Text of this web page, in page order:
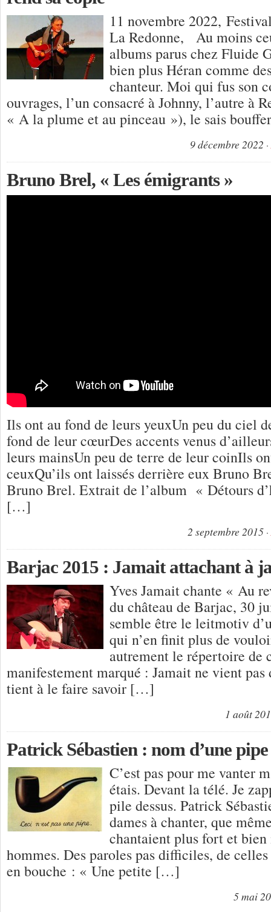
11 novembre 2022,
La Redonne, Au moins
albums parus chez Fluide
bien plus Héran comme
chanteur. Moi qui fus son
ouvrages, l’un consacré à Johnny, l’autre à
« A la plume et au pinceau »), le sais
9 décembre 2022
Bruno Brel, « Les émigrants »
Ils ont au fond de leurs yeuxUn peu du ciel
fond de leur cœurDes accents venus
leurs mainsUn peu de terre de leur coinIls
ceuxQu’ils ont laissés derrière eux Bruno
Bruno Brel. Extrait de l’album « Détours
[…]
2 septembre 2015
Barjac 2015 : Jamait attachant à
Yves Jamait chante « Au
du château de Barjac, 30
semble être le leitmotiv
qui n’en finit plus de
autrement le répertoire de
manifestement marqué : Jamait ne vient
tient à le faire savoir […]
1 août
Patrick Sébastien : nom d’une
C’est pas pour me vanter
étais. Devant la télé. Je
pile dessus. Patrick
dames à chanter, que
chantaient plus fort et
hommes. Des paroles pas difficiles, de
en bouche : « Une petite […]
5 mai